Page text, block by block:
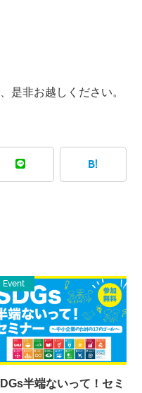
是非お越しください。
B!
Event
半端ないって！セミ